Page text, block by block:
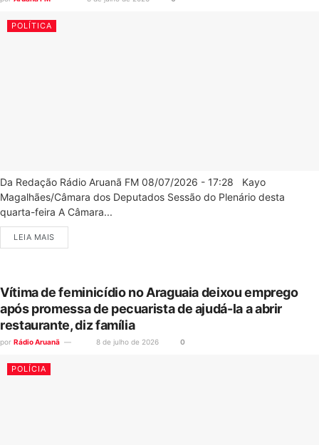
POLÍTICA
Da Redação Rádio Aruanã FM 08/07/2026 - 17:28 Kayo
Magalhães/Câmara dos Deputados Sessão do Plenário desta
quarta-feira A Câmara...
LEIA MAIS
Vítima de feminicídio no Araguaia deixou emprego
após promessa de pecuarista de ajudá-la a abrir
restaurante, diz família
por Rádio Aruanã 8 de julho de 2026 0
POLÍCIA